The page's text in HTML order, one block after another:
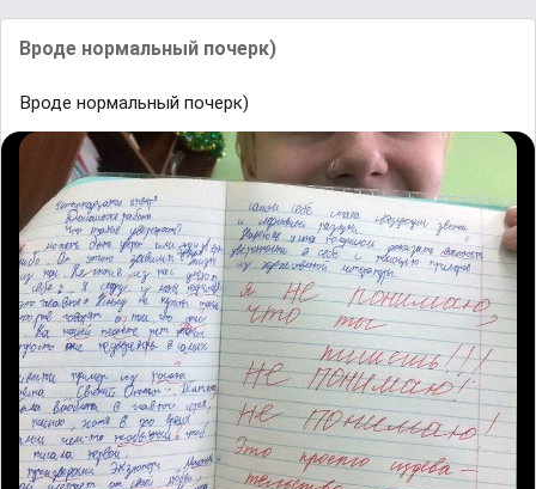
Вроде нормальный почерк)
Вроде нормальный почерк)